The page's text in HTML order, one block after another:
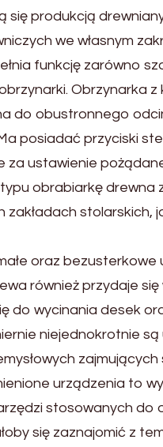
się produkcją
we własnym
funkcję zarówno
Obrzynarka z
do obustronnego
posiadać przyciski
za ustawienie
obrabiarkę drewna
zakładach stolarskich,
oraz bezusterkowe
również przydaje się
do wycinania desek
niejednokrotnie
zajmujących
urządzenia to
stosowanych do
się zaznajomić z